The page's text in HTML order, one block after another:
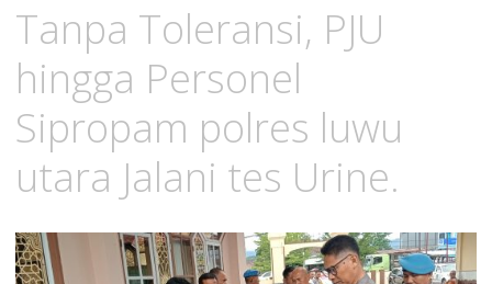
Tanpa Toleransi, PJU
hingga Personel
Sipropam polres luwu
utara Jalani tes Urine.